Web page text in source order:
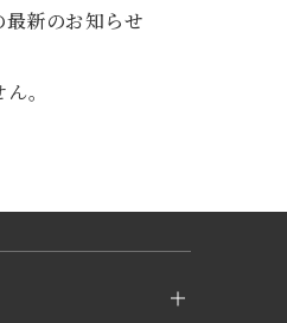
新のお知らせ
。